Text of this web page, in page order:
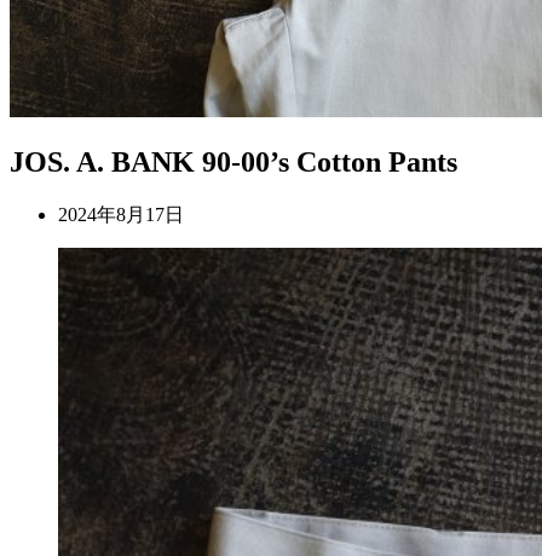
JOS. A. BANK 90-00’s Cotton Pants
2024年8月17日